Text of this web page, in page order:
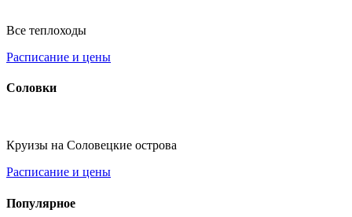
Все теплоходы
Расписание и цены
Соловки
Круизы на Соловецкие острова
Расписание и цены
Популярное